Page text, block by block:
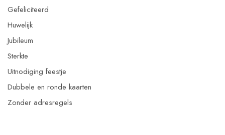
Gefeliciteerd
Huwelijk
Jubileum
Sterkte
Uitnodiging feestje
Dubbele en ronde kaarten
Zonder adresregels